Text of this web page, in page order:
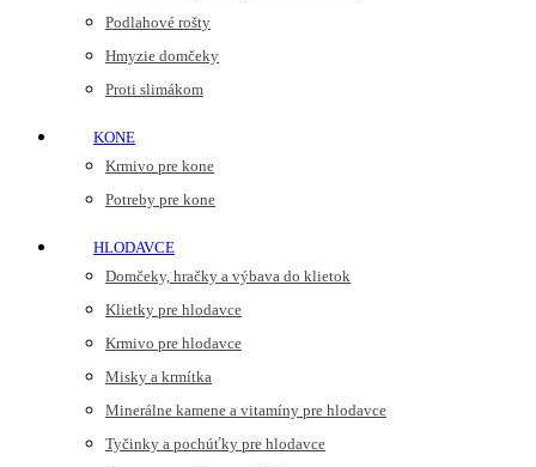
Podlahové rošty
Hmyzie domčeky
Proti slimákom
KONE
Krmivo pre kone
Potreby pre kone
HLODAVCE
Domčeky, hračky a výbava do klietok
Klietky pre hlodavce
Krmivo pre hlodavce
Misky a krmítka
Minerálne kamene a vitamíny pre hlodavce
Tyčinky a pochúťky pre hlodavce